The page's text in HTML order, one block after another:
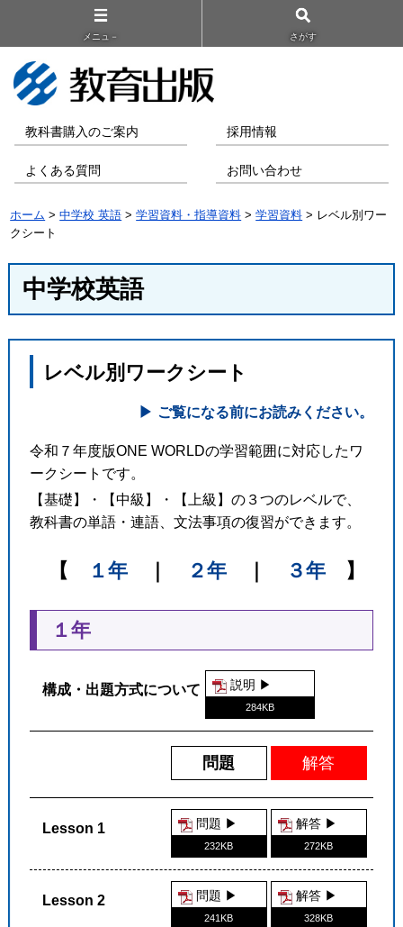
メニュ－ さがす
教科書購入のご案内 採用情報
よくある質問 お問い合わせ
ホーム >中学校 英語 >学習資料・指導資料 >学習資料 > レベル別ワー
クシート
中学校英語
レベル別ワークシート
ご覧になる前にお読みください。
●
免責事項
令和７年度版ONE WORLDの学習範囲に対応したワ
ークシートです。
【基礎】・【中級】・【上級】の３つのレベルで、
教科書の単語・連語、文法事項の復習ができます。
【 １年｜ ２年｜ ３年】
１年
構成・出題方式について 説明 ▶︎
284KB
問題 解答
Lesson 1 問題 ▶︎
232KB
解答 ▶︎
272KB
Lesson 2 問題 ▶︎
241KB
解答 ▶︎
328KB